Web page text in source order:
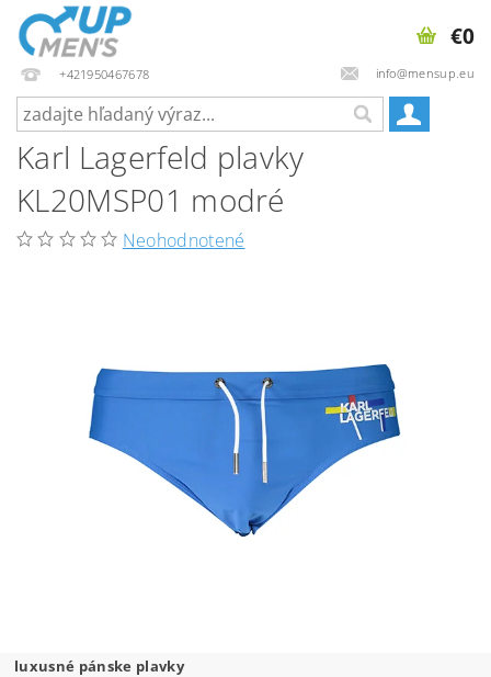
+421950467678 info@mensup.eu
€0
Karl Lagerfeld plavky
KL20MSP01 modré
Neohodnotené
luxusné pánske plavky